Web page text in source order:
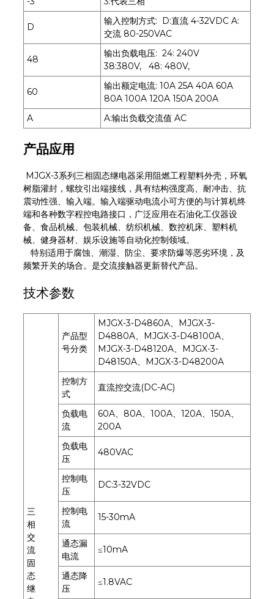
D
输入控制方式: D:直流 4-32VDC A:
交流 80-250VAC
48
输出负载电压: 24: 240V
38:380V, 48: 480V,
60
输出额定电流: 10A 25A 40A 60A
80A 100A 120A 150A 200A
A
A:输出负载交流值 AC
产品应用
MJGX-3系列三相固态继电器采用阻燃工程塑料外壳，环氧
树脂灌封，螺纹引出端接线，具有结构强度高、耐冲击、抗
震动性强、输入端。输入端驱动电流小可方便的与计算机终
端和各种数字程控电路接口，广泛应用在石油化工仪器设
备、食品机械、包装机械、纺织机械、数控机床、塑料机
械、健身器材、娱乐设施等自动化控制领域。
特别适用于腐蚀、潮湿、防尘、要求防爆等恶劣环境，及
频繁开关的场合。是交流接触器更新替代产品。
技术参数
三
相
交
流
固
态
继
产品型
号分类
MJGX-3-D4860A、MJGX-3-
D4880A、MJGX-3-D48100A、
MJGX-3-D48120A、MJGX-3-
D48150A、MJGX-3-D48200A
控制方
式
直流控交流(DC-AC)
负载电
流
60A、80A、100A、120A、150A、
200A
负载电
压
480VAC
控制电
压
DC:3-32VDC
控制电
流
15-30mA
通态漏
电流
≤10mA
通态降
压
≤1.8VAC